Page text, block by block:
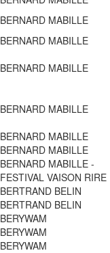
BERNARD MABILLE
BERNARD MABILLE
BERNARD MABILLE
BERNARD MABILLE
BERNARD MABILLE
BERNARD MABILLE
BERNARD MABILLE -
FESTIVAL VAISON RIRE
BERTRAND BELIN
BERTRAND BELIN
BERYWAM
BERYWAM
BERYWAM